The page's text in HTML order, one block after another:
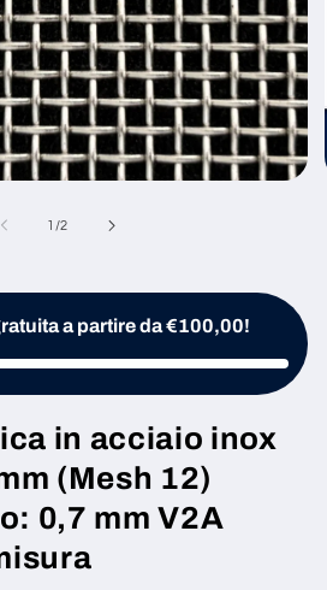
1 /su
2
a partire da €100,00!
in acciaio inox
(Mesh 12)
0,7 mm V2A